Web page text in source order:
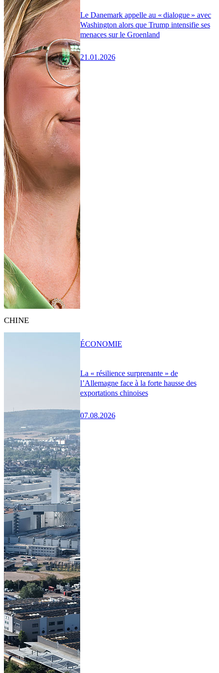
Le Danemark appelle au « dialogue » avec
Washington alors que Trump intensifie ses
menaces sur le Groenland
21.01.2026
CHINE
La « résilience surprenante » de
l’Allemagne face à la forte hausse des
exportations chinoises
07.08.2026
ÉCONOMIE